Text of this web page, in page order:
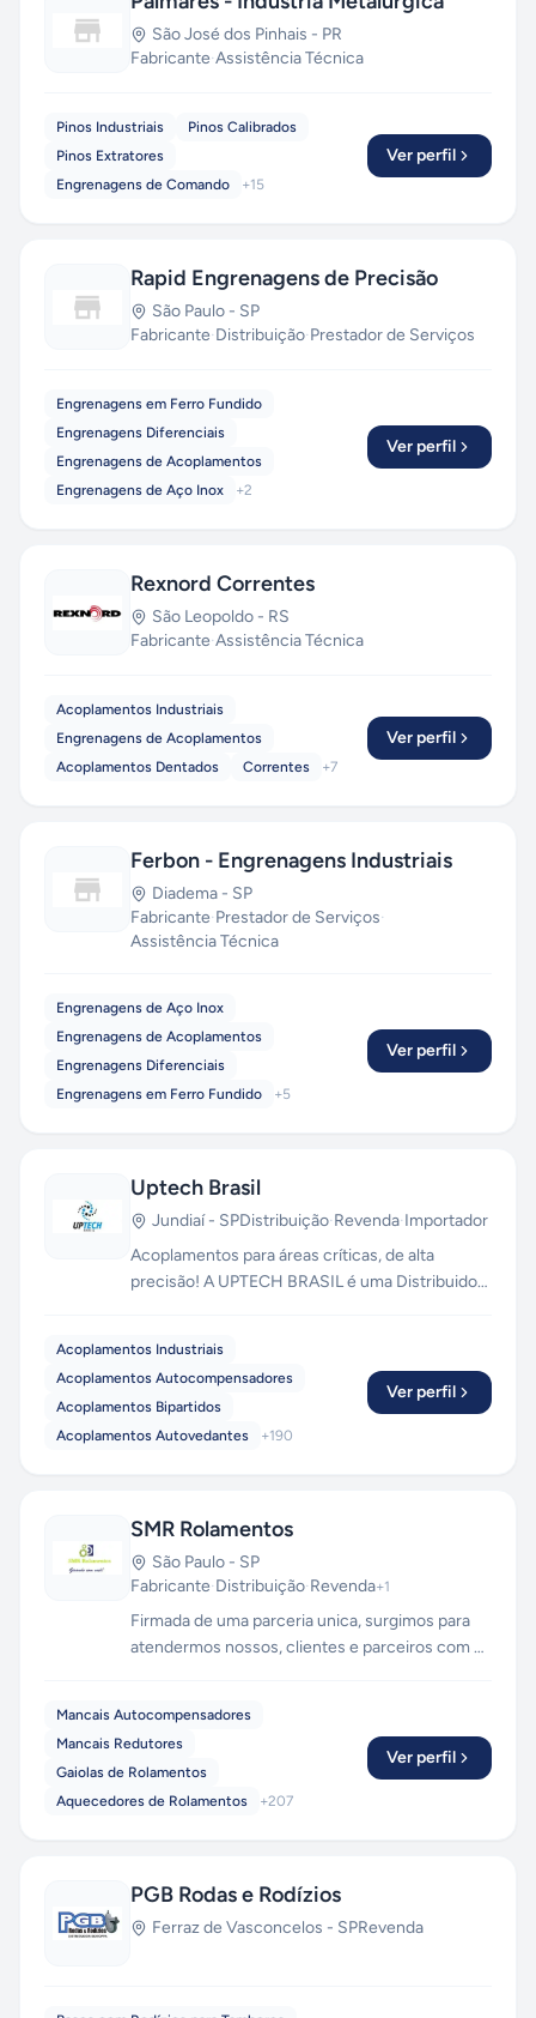
São José dos Pinhais - PR
Fabricante·Assistência Técnica
Pinos Industriais
Pinos Calibrados
Pinos Extratores
Engrenagens de Comando
+15
Ver perfil
Rapid Engrenagens de Precisão
São Paulo - SP
Fabricante·Distribuição·Prestador de Serviços
Engrenagens em Ferro Fundido
Engrenagens Diferenciais
Engrenagens de Acoplamentos
Engrenagens de Aço Inox
+2
Ver perfil
Rexnord Correntes
São Leopoldo - RS
Fabricante·Assistência Técnica
Acoplamentos Industriais
Engrenagens de Acoplamentos
Acoplamentos Dentados
Correntes +7
Ver perfil
Ferbon - Engrenagens Industriais
Diadema - SP
Fabricante·Prestador de Serviços·
Assistência Técnica
Engrenagens de Aço Inox
Engrenagens de Acoplamentos
Engrenagens Diferenciais
Engrenagens em Ferro Fundido
+5
Ver perfil
Uptech Brasil
Jundiaí- SPDistribuição·Revenda·Importador
Acoplamentos para áreas críticas, de alta
precisão! A UPTECH BRASIL é uma Distribuidora
estoque grande, com disponibilidade de envio
via aéreo, transportadoras, moto-express,
correios e retirada em loja física! Temos
produtos importados e nacionais, com garantia
Acoplamentos Industriais
Acoplamentos Autocompensadores
Acoplamentos Bipartidos
Acoplamentos Autovedantes
+190
Ver perfil
SMR Rolamentos
São Paulo - SP
Fabricante·Distribuição·Revenda+1
Firmada de uma parceria unica, surgimos para
atendermos nossos, clientes e parceiros com o
promover maior qualidade no mercado de peças
de reposição para a industria.
Mancais Autocompensadores
Mancais Redutores
Gaiolas de Rolamentos
Aquecedores de Rolamentos
+207
Ver perfil
PGB Rodas e Rodízios
Ferraz de Vasconcelos - SPRevenda